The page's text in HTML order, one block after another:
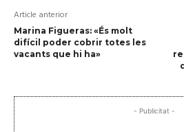
Article anterior
Marina Figueras: «És molt
difícil poder cobrir totes les
vacants que hi ha»
- Publicitat -